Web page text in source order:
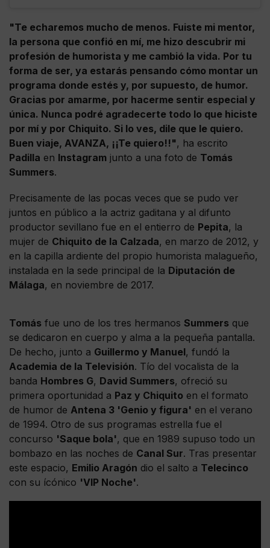
"Te echaremos mucho de menos. Fuiste mi mentor,
la persona que confió en mí, me hizo descubrir mi
profesión de humorista y me cambió la vida. Por tu
forma de ser, ya estarás pensando cómo montar un
programa donde estés y, por supuesto, de humor.
Gracias por amarme, por hacerme sentir especial y
única. Nunca podré agradecerte todo lo que hiciste
por mí y por Chiquito. Si lo ves, dile que le quiero.
Buen viaje, AVANZA, ¡¡Te quiero!!", ha escrito
Padilla en Instagram junto a una foto de Tomás
Summers.
Precisamente de las pocas veces que se pudo ver
juntos en público a la actriz gaditana y al difunto
productor sevillano fue en el entierro de Pepita, la
mujer de Chiquito de la Calzada, en marzo de 2012, y
en la capilla ardiente del propio humorista malagueño,
instalada en la sede principal de la Diputación de
Málaga, en noviembre de 2017.
Tomás fue uno de los tres hermanos Summers que
se dedicaron en cuerpo y alma a la pequeña pantalla.
De hecho, junto a Guillermo y Manuel, fundó la
Academia de la Televisión. Tío del vocalista de la
banda Hombres G, David Summers, ofreció su
primera oportunidad a Paz y Chiquito en el formato
de humor de Antena 3 'Genio y figura' en el verano
de 1994. Otro de sus programas estrella fue el
concurso 'Saque bola', que en 1989 supuso todo un
bombazo en las noches de Canal Sur. Tras presentar
este espacio, Emilio Aragón dio el salto a Telecinco
con su ícónico 'VIP Noche'.